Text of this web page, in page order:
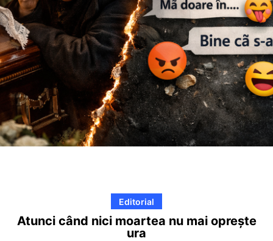
Editorial
Atunci când nici moartea nu mai oprește
ura